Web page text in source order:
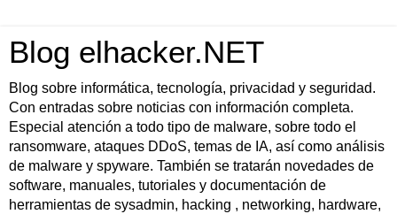
Blog elhacker.NET
Blog sobre informática, tecnología, privacidad y seguridad.
Con entradas sobre noticias con información completa.
Especial atención a todo tipo de malware, sobre todo el
ransomware, ataques DDoS, temas de IA, así como análisis
de malware y spyware. También se tratarán novedades de
software, manuales, tutoriales y documentación de
herramientas de sysadmin, hacking , networking, hardware,